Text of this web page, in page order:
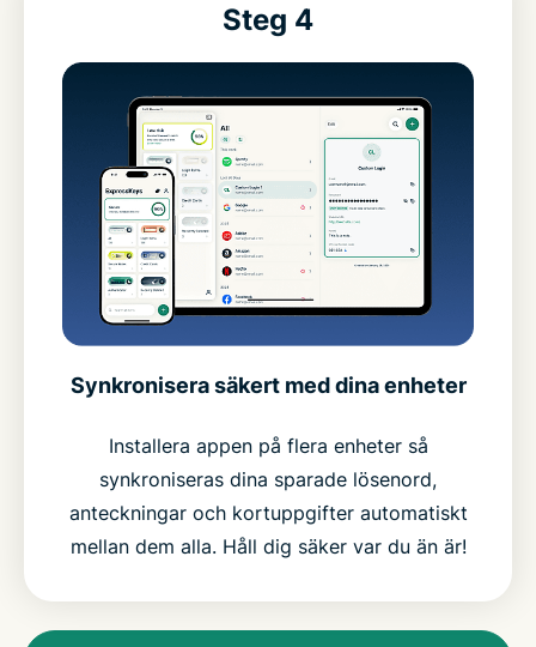
Steg 4
Synkronisera säkert med dina enheter
Installera appen på flera enheter så
synkroniseras dina sparade lösenord,
anteckningar och kortuppgifter automatiskt
mellan dem alla. Håll dig säker var du än är!